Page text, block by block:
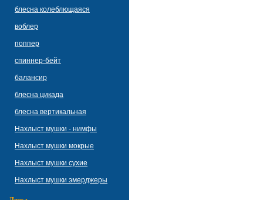
блесна колеблющаяся
воблер
поппер
спиннер-бейт
балансир
блесна цикада
блесна вертикальная
Нахлыст мушки - нимфы
Нахлыст мушки мокрые
Нахлыст мушки сухие
Нахлыст мушки эмерджеры